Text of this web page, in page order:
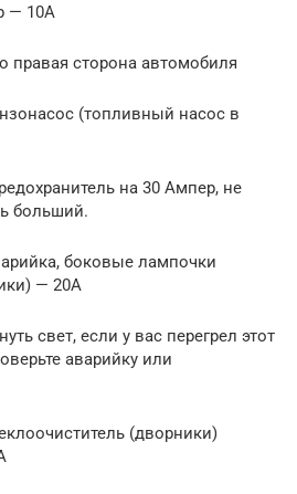
— 10A
правая сторона автомобиля
(топливный насос в
на 30 Ампер, не
больший.
боковые лампочки
— 20A
свет, если у вас перегрел этот
аварийку или
(дворники)